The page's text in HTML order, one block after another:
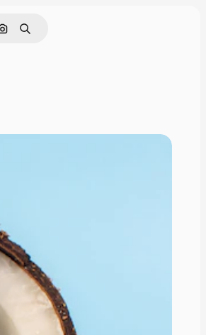
Sök efter bild
Söka